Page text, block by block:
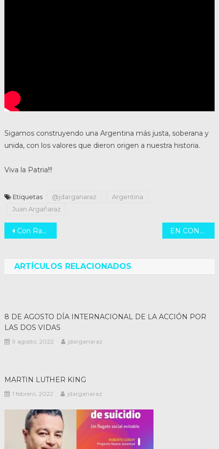
Sigamos construyendo una Argentina más justa, soberana y
unida, con los valores que dieron origen a nuestra historia.
Viva la Patria!!!
Etiquetas @jdarganaraz
Argentina
Juan Argañaraz
Navegación
entradas
Con Raúl Díaz y nuestro equipo Inspirar en San Javier!! EN CONTRA DE TODO TIPO DE VIOLENCIA
ARTÍCULOS RELACIONADOS
8 DE AGOSTO DÍA INTERNACIONAL DE LA ACCIÓN POR
LAS DOS VIDAS
9 agosto, 2022 jdarganaraz
MARTIN LUTHER KING
1 febrero, 2022 jdarganaraz